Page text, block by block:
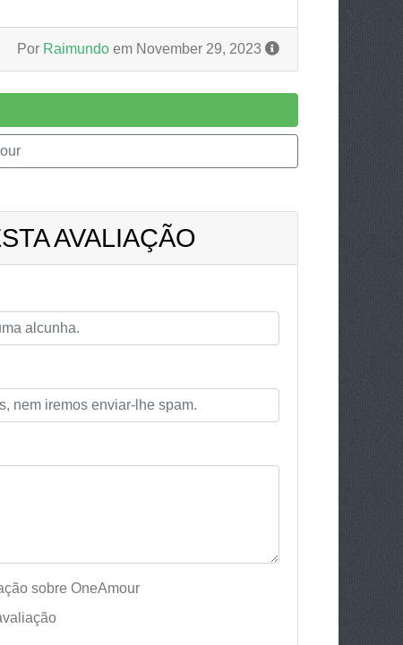
Por Raimundo em November 29, 2023
AVALIAÇÃO
sobre OneAmour